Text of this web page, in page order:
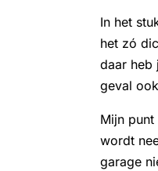
In het
het zó
daar heb
geval
Mijn
wordt
garage